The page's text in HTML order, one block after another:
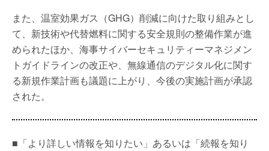
また、温室効果ガス（GHG）削減に向けた取り組みとし
て、新技術や代替燃料に関する安全規則の整備作業が進
められたほか、海事サイバーセキュリティーマネジメン
トガイドラインの改正や、無線通信のデジタル化に関す
る新規作業計画も議題に上がり、今後の実施計画が承認
された。
■「より詳しい情報を知りたい」あるいは「続報を知り